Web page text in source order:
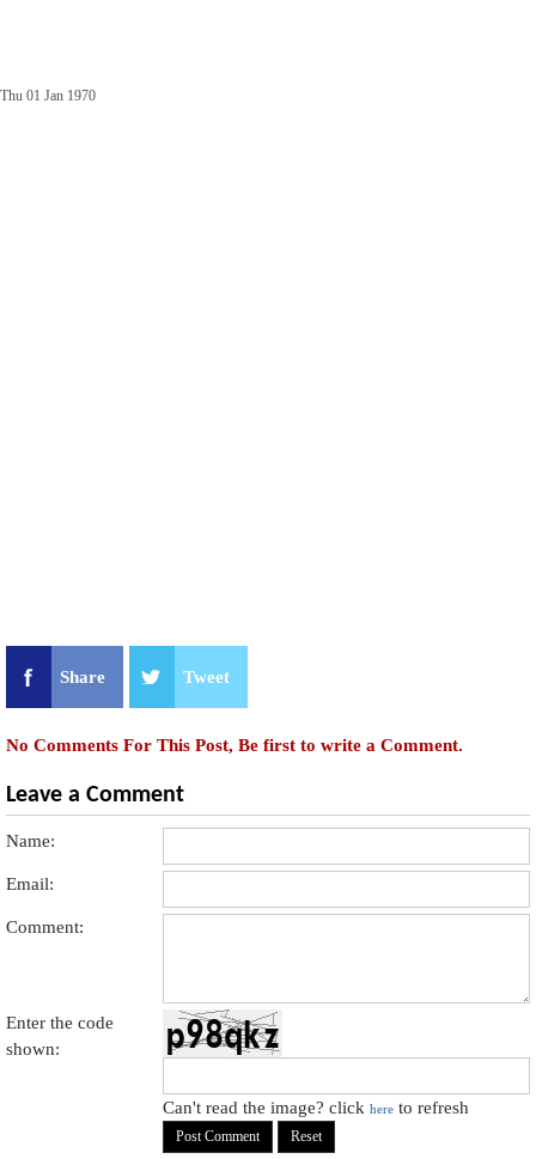
Thu 01 Jan 1970
Share Tweet
No Comments For This Post, Be first to write a Comment.
Leave a Comment
Name:
Email:
Comment:
Enter the code
shown:
Can't read the image? clickhere to refresh